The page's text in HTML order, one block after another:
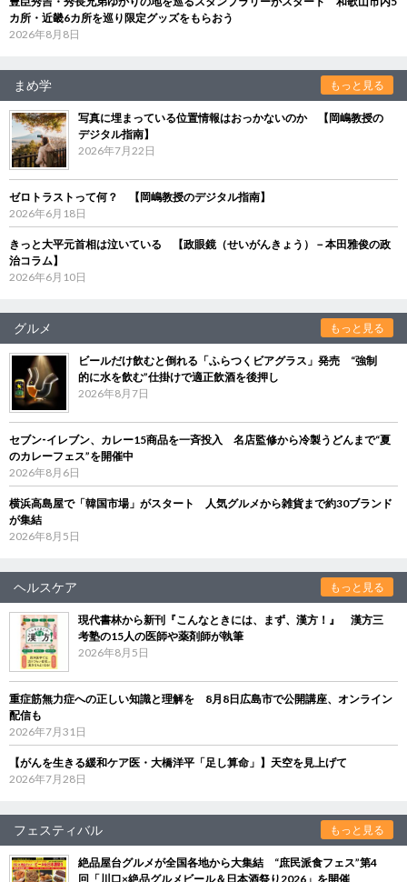
カ所・近畿6カ所を巡り限定グッズをもらおう
2026年8月8日
まめ学 もっと見る
写真に埋まっている位置情報はおっかないのか 【岡嶋教授の
デジタル指南】
2026年7月22日
ゼロトラストって何？ 【岡嶋教授のデジタル指南】
2026年6月18日
きっと大平元首相は泣いている 【政眼鏡（せいがんきょう）－本田雅俊の政
治コラム】
2026年6月10日
グルメ もっと見る
ビールだけ飲むと倒れる「ふらつくビアグラス」発売 “強制
的に水を飲む”仕掛けで適正飲酒を後押し
2026年8月7日
セブン‐イレブン、カレー15商品を一斉投入 名店監修から冷製うどんまで“夏
のカレーフェス”を開催中
2026年8月6日
横浜高島屋で「韓国市場」がスタート 人気グルメから雑貨まで約30ブランド
が集結
2026年8月5日
ヘルスケア もっと見る
現代書林から新刊『こんなときには、まず、漢方！』 漢方三
考塾の15人の医師や薬剤師が執筆
2026年8月5日
重症筋無力症への正しい知識と理解を 8月8日広島市で公開講座、オンライン
配信も
2026年7月31日
【がんを生きる緩和ケア医・大橋洋平「足し算命」】天空を見上げて
2026年7月28日
フェスティバル もっと見る
絶品屋台グルメが全国各地から大集結 “庶民派食フェス”第4
回「川口×絶品グルメビール＆日本酒祭り2026」を開催